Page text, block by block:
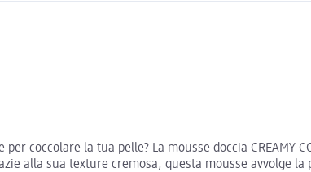
coccolare la tua pelle? La mousse doccia CREAMY
alla sua texture cremosa, questa mousse avvolge